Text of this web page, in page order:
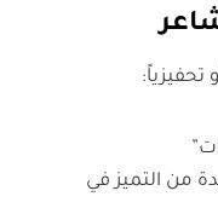
تحفيزياً:
من التميز في